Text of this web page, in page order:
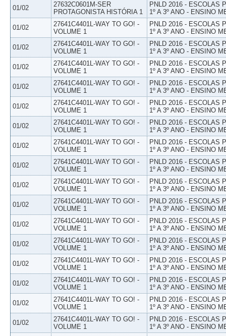
01/02
27632C0601M-SER
PROTAGONISTA HISTÓRIA 1
PNLD 2016 - ESCOLAS
1º A 3º ANO - ENSINO
01/02
27641C4401L-WAY TO GO! -
VOLUME 1
PNLD 2016 - ESCOLAS
1º A 3º ANO - ENSINO
01/02
27641C4401L-WAY TO GO! -
VOLUME 1
PNLD 2016 - ESCOLAS
1º A 3º ANO - ENSINO
01/02
27641C4401L-WAY TO GO! -
VOLUME 1
PNLD 2016 - ESCOLAS
1º A 3º ANO - ENSINO
01/02
27641C4401L-WAY TO GO! -
VOLUME 1
PNLD 2016 - ESCOLAS
1º A 3º ANO - ENSINO
01/02
27641C4401L-WAY TO GO! -
VOLUME 1
PNLD 2016 - ESCOLAS
1º A 3º ANO - ENSINO
01/02
27641C4401L-WAY TO GO! -
VOLUME 1
PNLD 2016 - ESCOLAS
1º A 3º ANO - ENSINO
01/02
27641C4401L-WAY TO GO! -
VOLUME 1
PNLD 2016 - ESCOLAS
1º A 3º ANO - ENSINO
01/02
27641C4401L-WAY TO GO! -
VOLUME 1
PNLD 2016 - ESCOLAS
1º A 3º ANO - ENSINO
01/02
27641C4401L-WAY TO GO! -
VOLUME 1
PNLD 2016 - ESCOLAS
1º A 3º ANO - ENSINO
01/02
27641C4401L-WAY TO GO! -
VOLUME 1
PNLD 2016 - ESCOLAS
1º A 3º ANO - ENSINO
01/02
27641C4401L-WAY TO GO! -
VOLUME 1
PNLD 2016 - ESCOLAS
1º A 3º ANO - ENSINO
01/02
27641C4401L-WAY TO GO! -
VOLUME 1
PNLD 2016 - ESCOLAS
1º A 3º ANO - ENSINO
01/02
27641C4401L-WAY TO GO! -
VOLUME 1
PNLD 2016 - ESCOLAS
1º A 3º ANO - ENSINO
01/02
27641C4401L-WAY TO GO! -
VOLUME 1
PNLD 2016 - ESCOLAS
1º A 3º ANO - ENSINO
01/02
27641C4401L-WAY TO GO! -
VOLUME 1
PNLD 2016 - ESCOLAS
1º A 3º ANO - ENSINO
01/02
27641C4401L-WAY TO GO! -
VOLUME 1
PNLD 2016 - ESCOLAS
1º A 3º ANO - ENSINO